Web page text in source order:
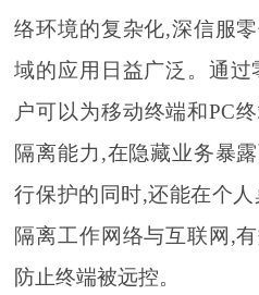
络环境的复杂化,深信服
域的应用日益广泛。通
户可以为移动终端和PC
隔离能力,在隐藏业务暴
行保护的同时,还能在个
隔离工作网络与互联网,
防止终端被远控。